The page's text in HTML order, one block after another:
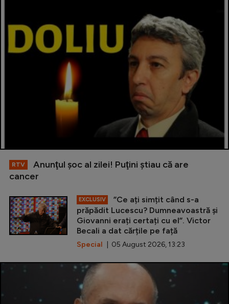
RTV
Anunţul şoc al zilei! Puţini ştiau că are
cancer
EXCLUSIV
”Ce ați simțit când s-a
prăpădit Lucescu? Dumneavoastră și
Giovanni erați certați cu el”. Victor
Becali a dat cărțile pe față
Special | 05 August 2026, 13:23